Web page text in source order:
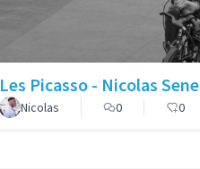
Les Picasso - Nicolas Sene
Nicolas
0 0